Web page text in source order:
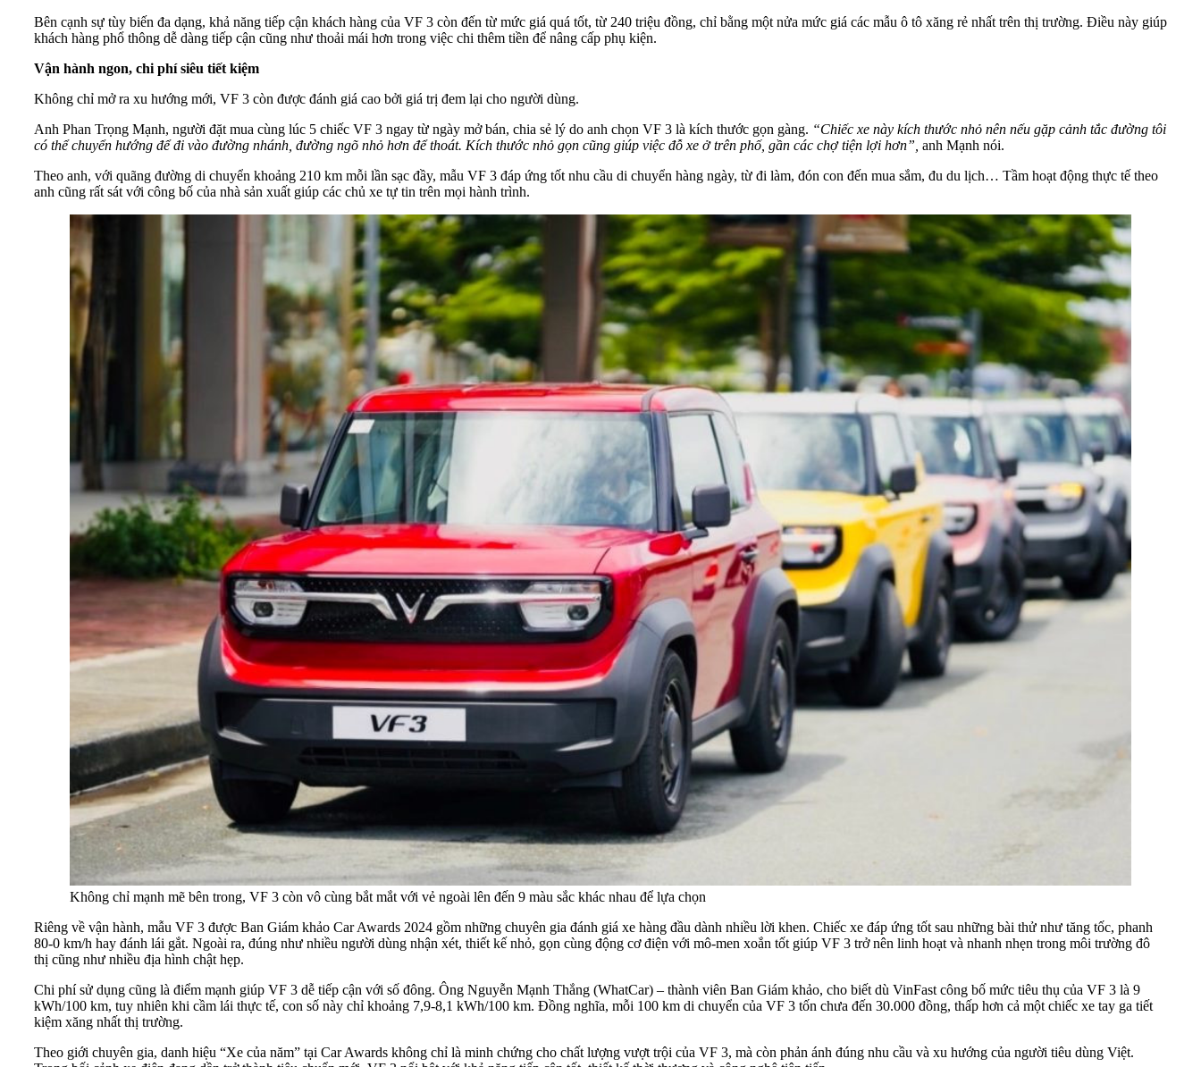
Bên cạnh sự tùy biến đa dạng, khả năng tiếp cận khách hàng của VF 3 còn đến từ mức giá quá tốt, từ 240 triệu đồng, chỉ bằng một nửa mức giá các mẫu ô tô xăng rẻ nhất trên thị trường. Điều này giúp
khách hàng phổ thông dễ dàng tiếp cận cũng như thoải mái hơn trong việc chi thêm tiền để nâng cấp phụ kiện.
Vận hành ngon, chi phí siêu tiết kiệm
Không chỉ mở ra xu hướng mới, VF 3 còn được đánh giá cao bởi giá trị đem lại cho người dùng.
Anh Phan Trọng Mạnh, người đặt mua cùng lúc 5 chiếc VF 3 ngay từ ngày mở bán, chia sẻ lý do anh chọn VF 3 là kích thước gọn gàng. “Chiếc xe này kích thước nhỏ nên nếu gặp cảnh tắc đường tôi
có thể chuyển hướng để đi vào đường nhánh, đường ngõ nhỏ hơn để thoát. Kích thước nhỏ gọn cũng giúp việc đỗ xe ở trên phố, gần các chợ tiện lợi hơn”, anh Mạnh nói.
Theo anh, với quãng đường di chuyển khoảng 210 km mỗi lần sạc đầy, mẫu VF 3 đáp ứng tốt nhu cầu di chuyển hàng ngày, từ đi làm, đón con đến mua sắm, đu du lịch… Tầm hoạt động thực tế theo
anh cũng rất sát với công bố của nhà sản xuất giúp các chủ xe tự tin trên mọi hành trình.
Không chỉ mạnh mẽ bên trong, VF 3 còn vô cùng bắt mắt với vẻ ngoài lên đến 9 màu sắc khác nhau để lựa chọn
Riêng về vận hành, mẫu VF 3 được Ban Giám khảo Car Awards 2024 gồm những chuyên gia đánh giá xe hàng đầu dành nhiều lời khen. Chiếc xe đáp ứng tốt sau những bài thử như tăng tốc, phanh
80-0 km/h hay đánh lái gắt. Ngoài ra, đúng như nhiều người dùng nhận xét, thiết kế nhỏ, gọn cùng động cơ điện với mô-men xoắn tốt giúp VF 3 trở nên linh hoạt và nhanh nhẹn trong môi trường đô
thị cũng như nhiều địa hình chật hẹp.
Chi phí sử dụng cũng là điểm mạnh giúp VF 3 dễ tiếp cận với số đông. Ông Nguyễn Mạnh Thắng (WhatCar) – thành viên Ban Giám khảo, cho biết dù VinFast công bố mức tiêu thụ của VF 3 là 9
kWh/100 km, tuy nhiên khi cầm lái thực tế, con số này chỉ khoảng 7,9-8,1 kWh/100 km. Đồng nghĩa, mỗi 100 km di chuyển của VF 3 tốn chưa đến 30.000 đồng, thấp hơn cả một chiếc xe tay ga tiết
kiệm xăng nhất thị trường.
Theo giới chuyên gia, danh hiệu “Xe của năm” tại Car Awards không chỉ là minh chứng cho chất lượng vượt trội của VF 3, mà còn phản ánh đúng nhu cầu và xu hướng của người tiêu dùng Việt.